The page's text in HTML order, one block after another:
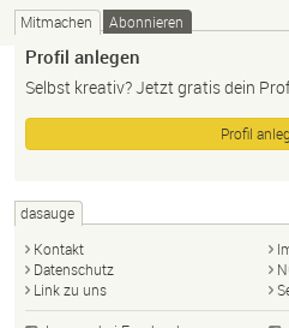
Mitmachen Abonnieren
Profil anlegen
Selbst kreativ? Jetzt gratis dein
Profil
dasauge
Kontakt
Datenschutz
Link zu uns